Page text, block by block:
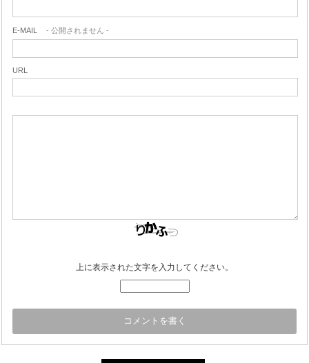
E-MAIL - 公開されません -
URL
上に表示された文字を入力してください。